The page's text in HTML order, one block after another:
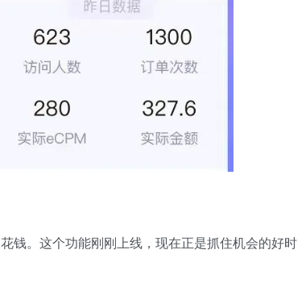
钱。这个功能刚刚上线，现在正是抓住机会的好时